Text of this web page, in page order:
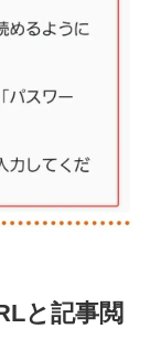
と記事閲